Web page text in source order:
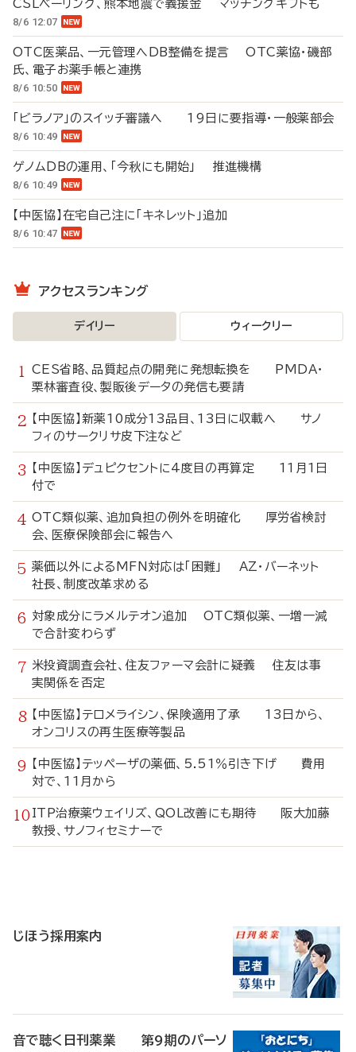
CSLベーリング、熊本地震で義援金 マッチングギフトも
8/6 12:07
OTC医薬品、一元管理へDB整備を提言 OTC薬協・磯部
氏、電子お薬手帳と連携
8/6 10:50
「ビラノア」のスイッチ審議へ 19日に要指導・一般薬部会
8/6 10:49
ゲノムDBの運用、「今秋にも開始」 推進機構
8/6 10:49
【中医協】在宅自己注に「キネレット」追加
8/6 10:47
アクセスランキング
デイリー ウィークリー
CES省略、品質起点の開発に発想転換を PMDA・
栗林審査役、製販後データの発信も要請
【中医協】新薬10成分13品目、13日に収載へ サノ
フィのサークリサ皮下注など
【中医協】デュピクセントに4度目の再算定 11月1日
付で
OTC類似薬、追加負担の例外を明確化 厚労省検討
会、医療保険部会に報告へ
薬価以外によるMFN対応は「困難」 AZ・バーネット
社長、制度改革求める
対象成分にラメルテオン追加 OTC類似薬、一増一減
で合計変わらず
米投資調査会社、住友ファーマ会計に疑義 住友は事
実関係を否定
【中医協】テロメライシン、保険適用了承 13日から、
オンコリスの再生医療等製品
【中医協】テッペーザの薬価、5.51％引き下げ 費用
対で、11月から
ITP治療薬ウェイリズ、QOL改善にも期待 阪大加藤
教授、サノフィセミナーで
じほう採用案内
音で聴く日刊薬業 第9期のパーソ